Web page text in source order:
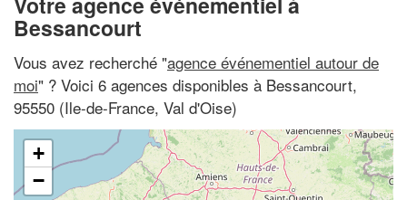
Bessancourt
Vous avez recherché "agence événementiel autour de
moi" ? Voici 6 agences disponibles à Bessancourt,
95550 (Ile-de-France, Val d'Oise)
+
−